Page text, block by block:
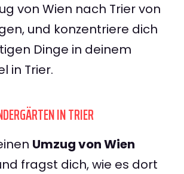
von Wien nach Trier von
und konzentriere dich
Dinge in deinem
in Trier.
IN TRIER
Umzug von Wien
fragst dich, wie es dort